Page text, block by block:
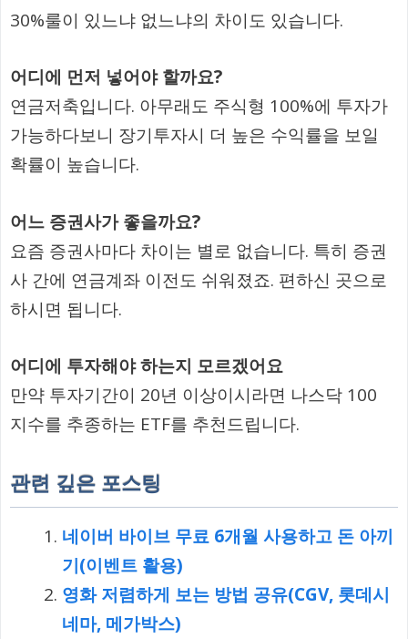
30%룰이 있느냐 없느냐의 차이도 있습니다.
어디에 먼저 넣어야 할까요?
연금저축입니다. 아무래도 주식형 100%에 투자가
가능하다보니 장기투자시 더 높은 수익률을 보일
확률이 높습니다.
어느 증권사가 좋을까요?
요즘 증권사마다 차이는 별로 없습니다. 특히 증권
사 간에 연금계좌 이전도 쉬워졌죠. 편하신 곳으로
하시면 됩니다.
어디에 투자해야 하는지 모르겠어요
만약 투자기간이 20년 이상이시라면 나스닥 100
지수를 추종하는 ETF를 추천드립니다.
관련 깊은 포스팅
네이버 바이브 무료 6개월 사용하고 돈 아끼
기(이벤트 활용)
영화 저렴하게 보는 방법 공유(CGV, 롯데시
네마, 메가박스)